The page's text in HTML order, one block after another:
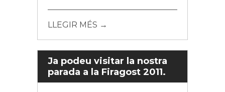
LLEGIR MÉS →
Ja podeu visitar la nostra
parada a la Firagost 2011.